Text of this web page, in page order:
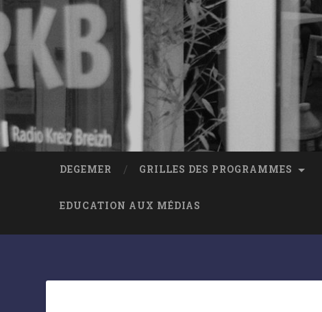
DEGEMER GRILLES DES PROGRAMMES
EDUCATION AUX MÉDIAS